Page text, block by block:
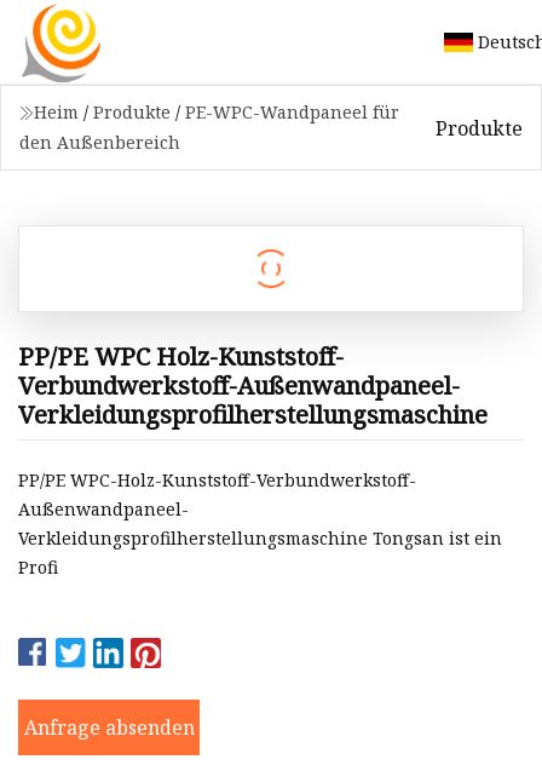
Heim / Produkte / PE-WPC-Wandpaneel für
den Außenbereich
Produkte
PP/PE WPC Holz-Kunststoff-
Verbundwerkstoff-Außenwandpaneel-
Verkleidungsprofilherstellungsmaschine
PP/PE WPC-Holz-Kunststoff-Verbundwerkstoff-
Außenwandpaneel-
Verkleidungsprofilherstellungsmaschine Tongsan ist ein
Profi
Anfrage absenden